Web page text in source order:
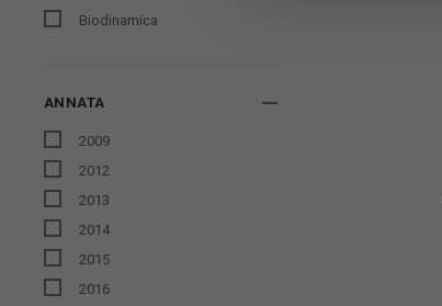
Biodinamica
ANNATA
2009
2012
2013
2014
2015
2016